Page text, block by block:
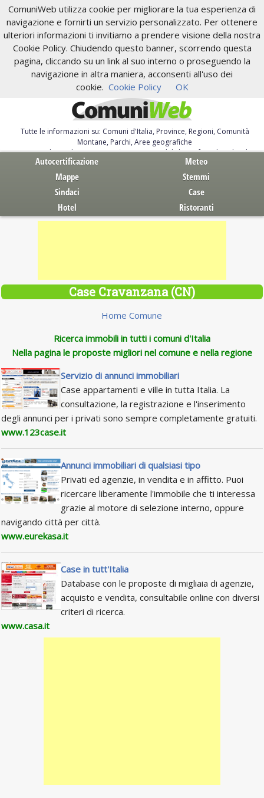
ComuniWeb utilizza cookie per migliorare la tua esperienza di
navigazione e fornirti un servizio personalizzato. Per ottenere
ulteriori informazioni ti invitiamo a prendere visione della nostra
Cookie Policy. Chiudendo questo banner, scorrendo questa
pagina, cliccando su un link al suo interno o proseguendo la
navigazione in altra maniera, acconsenti all'uso dei
cookie. Cookie Policy OK
Tutte le informazioni su: Comuni d'Italia, Province, Regioni, Comunità
Montane, Parchi, Aree geografiche
Servizi al Cittadino. Autocertificazione, moduli, leggi, free download
Autocertificazione
Meteo
Mappe
Stemmi
Sindaci
Case
Hotel
Ristoranti
Case Cravanzana (CN)
Home Comune
Ricerca immobili in tutti i comuni d'Italia
Nella pagina le proposte migliori nel comune e nella regione
Servizio di annunci immobiliari
Case appartamenti e ville in tutta Italia. La
consultazione, la registrazione e l'inserimento
degli annunci per i privati sono sempre completamente gratuiti.
www.123case.it
Annunci immobiliari di qualsiasi tipo
Privati ed agenzie, in vendita e in affitto. Puoi
ricercare liberamente l'immobile che ti interessa
grazie al motore di selezione interno, oppure
navigando città per città.
www.eurekasa.it
Case in tutt'Italia
Database con le proposte di migliaia di agenzie,
acquisto e vendita, consultabile online con diversi
criteri di ricerca.
www.casa.it